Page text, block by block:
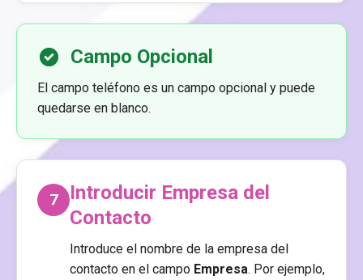
Campo Opcional
El campo teléfono es un campo opcional y puede
quedarse en blanco.
7
Introducir Empresa del
Contacto
Introduce el nombre de la empresa del
contacto en el campo Empresa. Por ejemplo,